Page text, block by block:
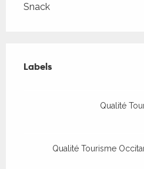
Snack
Labels
Labels
Qualité
Qualité Tourisme